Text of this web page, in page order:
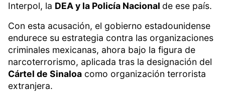
Interpol, la DEA y la Policía Nacional de ese país.
Con esta acusación, el gobierno estadounidense
endurece su estrategia contra las organizaciones
criminales mexicanas, ahora bajo la figura de
narcoterrorismo, aplicada tras la designación del
Cártel de Sinaloa como organización terrorista
extranjera.